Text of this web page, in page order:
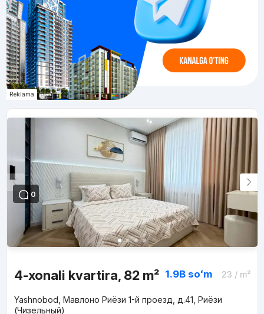
Reklama
0
4-xonali kvartira, 82 m² 1.9B soʻm 23 / m²
Yashnobod, Мавлоно Риёзи 1-й проезд, д.41, Риёзи
(Чизельный)